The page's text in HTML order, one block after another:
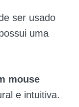
ser usado
uma
mouse
e intuitiva.